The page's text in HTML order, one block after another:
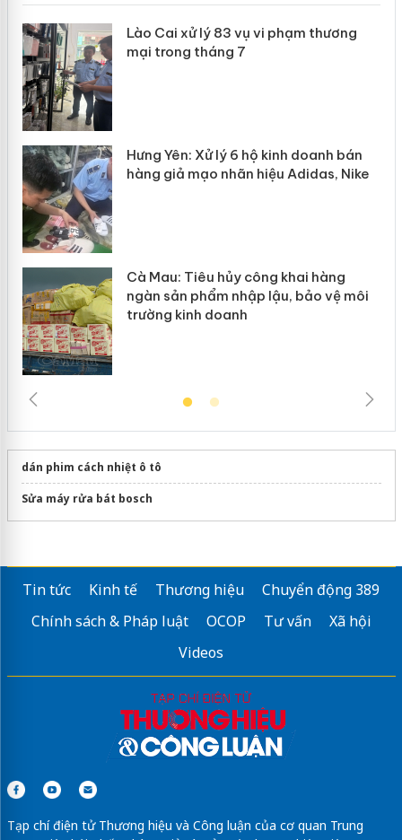
Lào Cai xử lý 83 vụ vi phạm thương
mại trong tháng 7
Hưng Yên: Xử lý 6 hộ kinh doanh bán
hàng giả mạo nhãn hiệu Adidas, Nike
Cà Mau: Tiêu hủy công khai hàng
ngàn sản phẩm nhập lậu, bảo vệ môi
trường kinh doanh
dán phim cách nhiệt ô tô
Sửa máy rửa bát bosch
Tin tức Kinh tế Thương hiệu
Chuyển động 389
Chính sách & Pháp luật
OCOP Tư vấn
Xã hội
Videos
Tạp chí điện tử Thương hiệu và Công luận của cơ quan Trung